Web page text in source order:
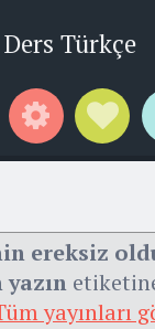
Ders Türkçe
Widgets
ereksiz
yayınları